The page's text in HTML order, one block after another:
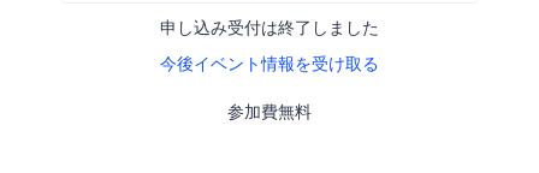
申し込み受付は終了しました
今後イベント情報を受け取る
参加費無料